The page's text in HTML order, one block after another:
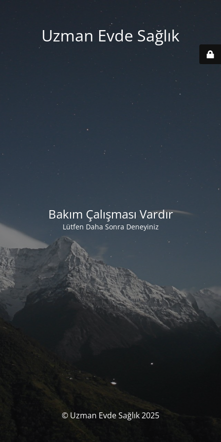
Uzman Evde Sağlık
Bakım Çalışması Vardır
Lütfen Daha Sonra Deneyiniz
© Uzman Evde Sağlık 2025